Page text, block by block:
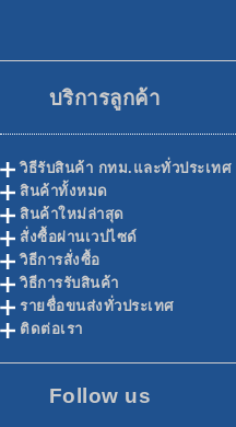
บริการลูกค้า
วิธีรับสินค้า กทม.และทั่วประเทศ
สินค้าทั้งหมด
สินค้าใหม่ล่าสุด
สั่งซื้อผ่านเวปไซด์
วิธีการสั่งซื้อ
วิธีการรับสินค้า
รายชื่อขนส่งทั่วประเทศ
ติดต่อเรา
Follow us